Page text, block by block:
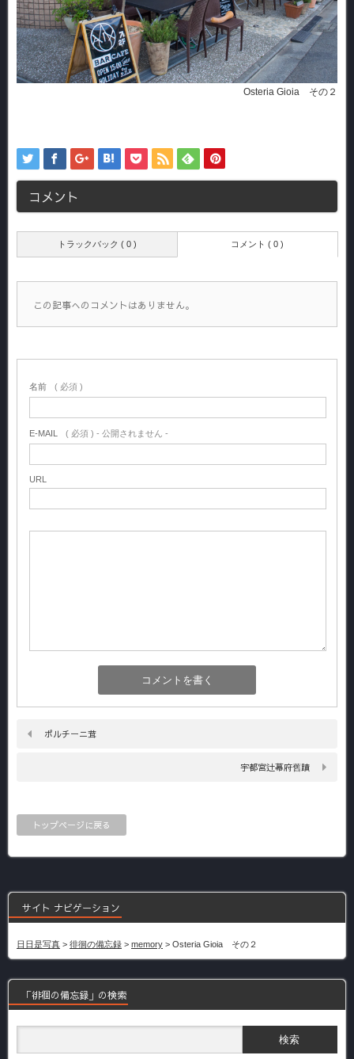
Osteria Gioia その２
コメント
トラックバック ( 0 ) コメント ( 0 )
この記事へのコメントはありません。
名前 ( 必須 )
E-MAIL ( 必須 ) - 公開されません -
URL
ポルチーニ茸
宇都宮辻幕府舊蹟
トップページに戻る
サイト ナビゲーション
日日是写真 > 徘徊の備忘録 > memory > Osteria Gioia その２
「徘徊の備忘録」の検索